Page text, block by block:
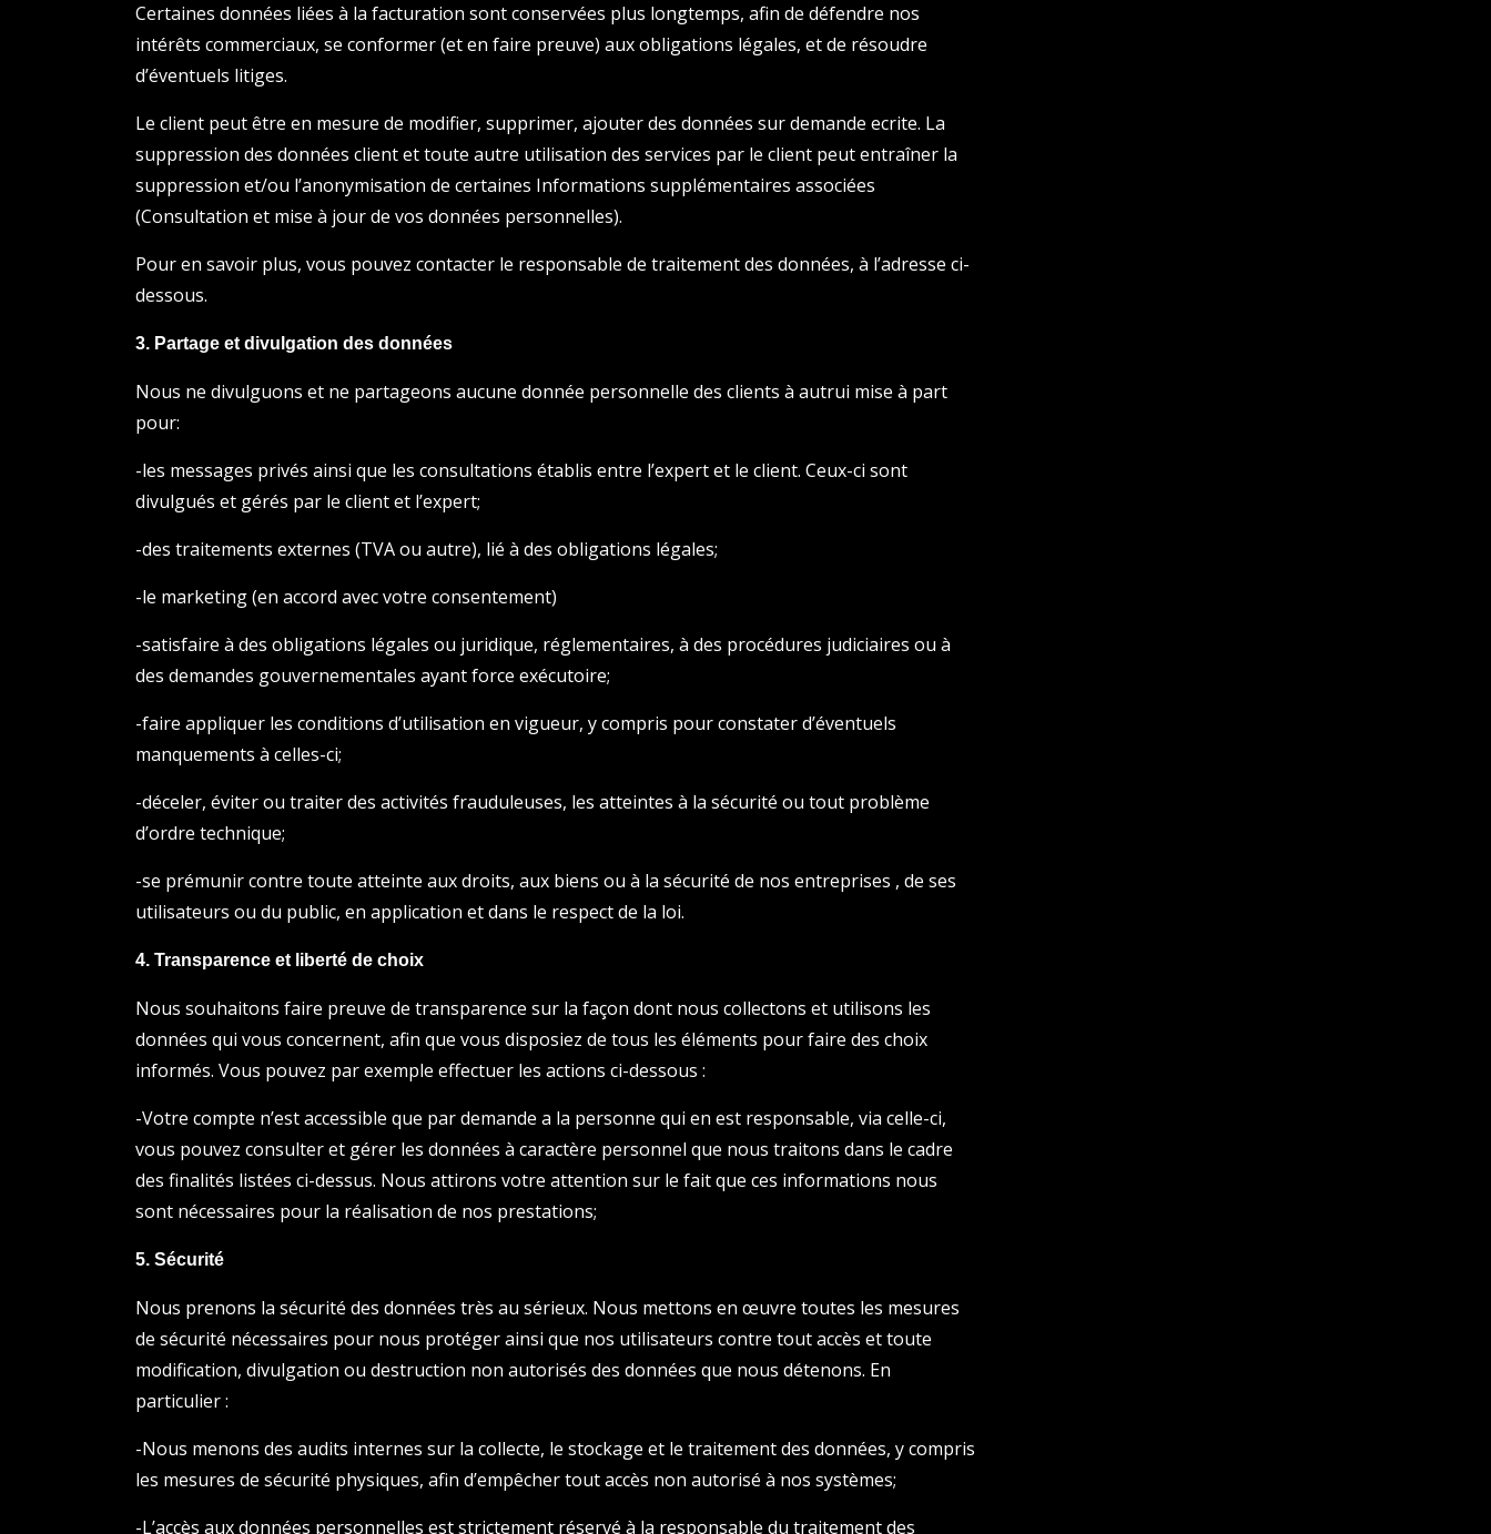
Certaines données liées à la facturation sont conservées plus longtemps, afin de défendre nos
intérêts commerciaux, se conformer (et en faire preuve) aux obligations légales, et de résoudre
d’éventuels litiges.
Le client peut être en mesure de modifier, supprimer, ajouter des données sur demande ecrite. La
suppression des données client et toute autre utilisation des services par le client peut entraîner la
suppression et/ou l’anonymisation de certaines Informations supplémentaires associées
(Consultation et mise à jour de vos données personnelles).
Pour en savoir plus, vous pouvez contacter le responsable de traitement des données, à l’adresse ci-
dessous.
3. Partage et divulgation des données
Nous ne divulguons et ne partageons aucune donnée personnelle des clients à autrui mise à part
pour:
-les messages privés ainsi que les consultations établis entre l’expert et le client. Ceux-ci sont
divulgués et gérés par le client et l’expert;
-des traitements externes (TVA ou autre), lié à des obligations légales;
-le marketing (en accord avec votre consentement)
-satisfaire à des obligations légales ou juridique, réglementaires, à des procédures judiciaires ou à
des demandes gouvernementales ayant force exécutoire;
-faire appliquer les conditions d’utilisation en vigueur, y compris pour constater d’éventuels
manquements à celles-ci;
-déceler, éviter ou traiter des activités frauduleuses, les atteintes à la sécurité ou tout problème
d’ordre technique;
-se prémunir contre toute atteinte aux droits, aux biens ou à la sécurité de nos entreprises , de ses
utilisateurs ou du public, en application et dans le respect de la loi.
4. Transparence et liberté de choix
Nous souhaitons faire preuve de transparence sur la façon dont nous collectons et utilisons les
données qui vous concernent, afin que vous disposiez de tous les éléments pour faire des choix
informés. Vous pouvez par exemple effectuer les actions ci-dessous :
-Votre compte n’est accessible que par demande a la personne qui en est responsable, via celle-ci,
vous pouvez consulter et gérer les données à caractère personnel que nous traitons dans le cadre
des finalités listées ci-dessus. Nous attirons votre attention sur le fait que ces informations nous
sont nécessaires pour la réalisation de nos prestations;
5. Sécurité
Nous prenons la sécurité des données très au sérieux. Nous mettons en œuvre toutes les mesures
de sécurité nécessaires pour nous protéger ainsi que nos utilisateurs contre tout accès et toute
modification, divulgation ou destruction non autorisés des données que nous détenons. En
particulier :
-Nous menons des audits internes sur la collecte, le stockage et le traitement des données, y compris
les mesures de sécurité physiques, afin d’empêcher tout accès non autorisé à nos systèmes;
-L’accès aux données personnelles est strictement réservé à la responsable du traitement des